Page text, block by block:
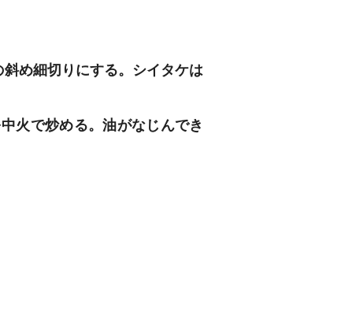
斜め細切りにする。シイタケは
火で炒める。油がなじんでき